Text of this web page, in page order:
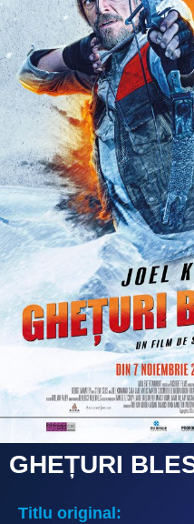
GHEȚURI
Titlu original: